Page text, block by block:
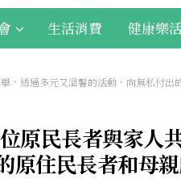
生活消費 健康樂活
，透過多元又溫馨的活動，向無私付出
原民長者與家人
住民長者和母